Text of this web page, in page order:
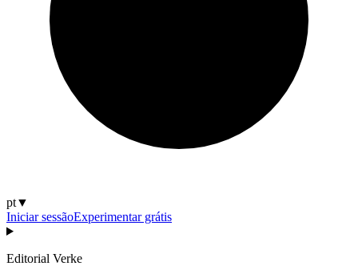
pt▼
Iniciar sessãoExperimentar grátis
Editorial Verke